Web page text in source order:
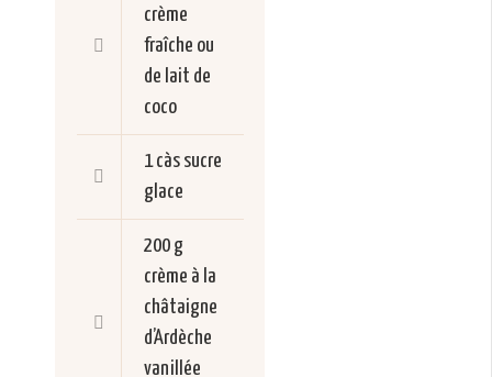
crème
fraîche ou
de lait de
coco
1 càs sucre
glace
200 g
crème à la
châtaigne
d’Ardèche
vanillée